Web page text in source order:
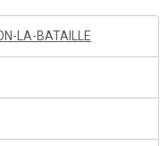
LA-BATAILLE